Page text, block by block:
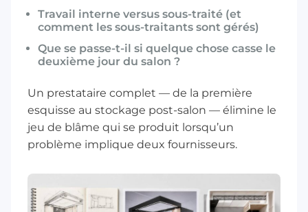
Travail interne versus sous-traité (et
comment les sous-traitants sont gérés)
Que se passe-t-il si quelque chose casse le
deuxième jour du salon ?
Un prestataire complet — de la première
esquisse au stockage post-salon — élimine le
jeu de blâme qui se produit lorsqu’un
problème implique deux fournisseurs.